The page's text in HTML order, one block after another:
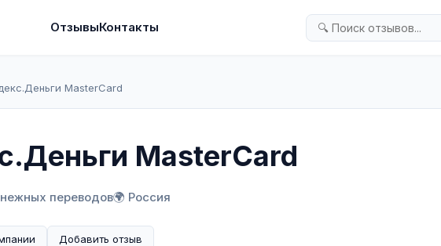
ОтзывыКонтакты
MasterCard
MasterCard
переводов🌍 Россия
Добавить отзыв